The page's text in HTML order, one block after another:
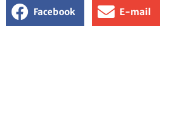
Facebook E-mail